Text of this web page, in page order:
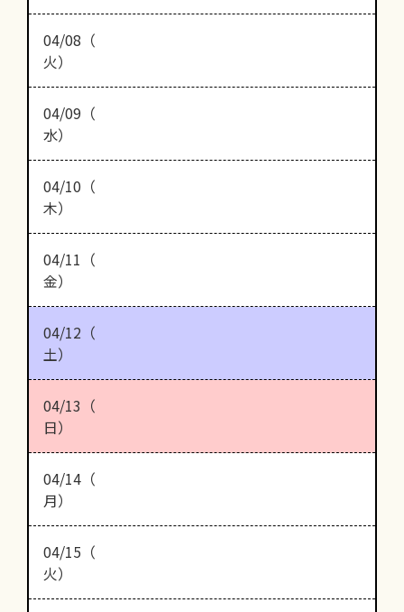
04/08（
火）
04/09（
水）
04/10（
木）
04/11（
金）
04/12（
土）
04/13（
日）
04/14（
月）
04/15（
火）